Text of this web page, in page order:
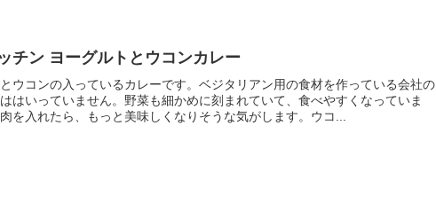
チン ヨーグルトとウコンカレー
ウコンの入っているカレーです。ベジタリアン用の食材を作っている会社の
はいっていません。野菜も細かめに刻まれていて、食べやすくなっていま
を入れたら、もっと美味しくなりそうな気がします。ウコ...